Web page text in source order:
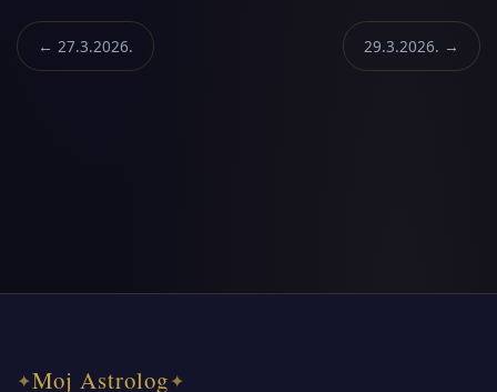
← 27.3.2026. 29.3.2026. →
✦Moj Astrolog✦